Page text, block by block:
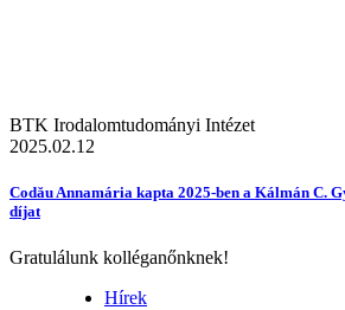
BTK Irodalomtudományi Intézet
2025.02.12
Codău Annamária kapta 2025-ben a Kálmán C.
díjat
Gratulálunk kolléganőnknek!
Hírek